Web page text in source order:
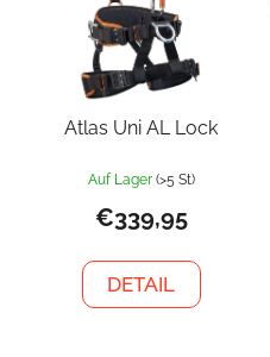
Atlas Uni AL Lock
Auf Lager (>5 St)
€339,95
DETAIL